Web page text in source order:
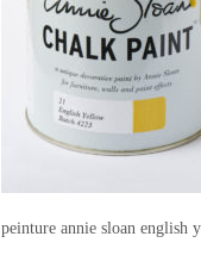
peinture annie sloan english